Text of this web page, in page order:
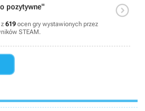
pozytywne"
619 ocen gry wystawionych przez
STEAM.
